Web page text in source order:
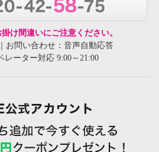
け間違いにご注意ください。
お問い合わせ：音声自動応答
レーター対応 9:00～21:00